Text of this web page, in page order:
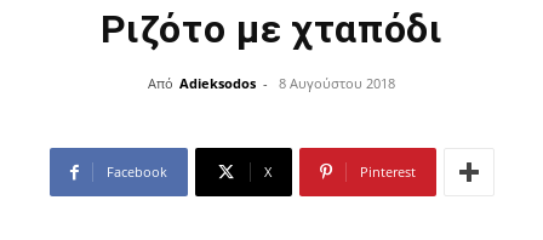
Ριζότο με χταπόδι
Από Adieksodos - 8 Αυγούστου 2018
Facebook X Pinterest